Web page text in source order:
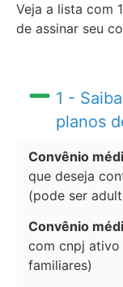
Veja a lista com
de assinar seu
1 -
planos
Convênio
que deseja
(pode ser
Convênio
com cnpj
familiares)